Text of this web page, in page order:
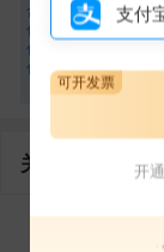
合
作
伙
伴
张 张秀文
江西银雅文化
关联企业
支付
可开发票
开